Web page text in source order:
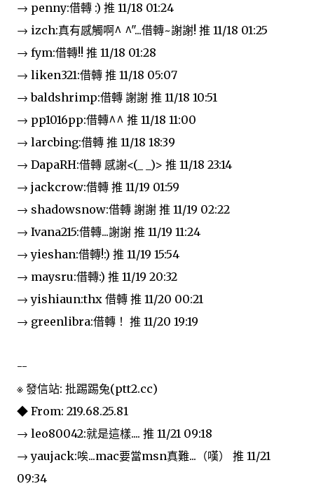
→ penny:借轉 :) 推 11/18 01:24
→ izch:真有感觸啊^ ^"...借轉~謝謝! 推 11/18 01:25
→ fym:借轉!! 推 11/18 01:28
→ liken321:借轉 推 11/18 05:07
→ baldshrimp:借轉 謝謝 推 11/18 10:51
→ pp1016pp:借轉^^ 推 11/18 11:00
→ larcbing:借轉 推 11/18 18:39
→ DapaRH:借轉 感謝<(_ _)> 推 11/18 23:14
→ jackcrow:借轉 推 11/19 01:59
→ shadowsnow:借轉 謝謝 推 11/19 02:22
→ Ivana215:借轉...謝謝 推 11/19 11:24
→ yieshan:借轉!:) 推 11/19 15:54
→ maysru:借轉:) 推 11/19 20:32
→ yishiaun:thx 借轉 推 11/20 00:21
→ greenlibra:借轉！ 推 11/20 19:19
--
※ 發信站: 批踢踢兔(ptt2.cc)
◆ From: 219.68.25.81
→ leo80042:就是這樣.... 推 11/21 09:18
→ yaujack:唉...mac要當msn真難...（嘆） 推 11/21
09:34